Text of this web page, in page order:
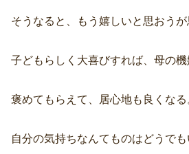
そうなると、もう嬉しいと思おうが
子どもらしく大喜びすれば、母の機
褒めてもらえて、居心地も良くなる
自分の気持ちなんてものはどうでも